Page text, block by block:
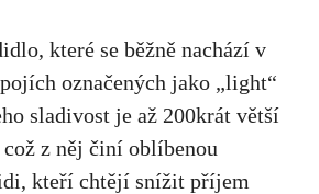
které se běžně nachází v
označených jako​ „light“
sladivost ⁤je ‌až 200krát větší
což z ⁣něj činí oblíbenou
kteří chtějí snížit příjem‌